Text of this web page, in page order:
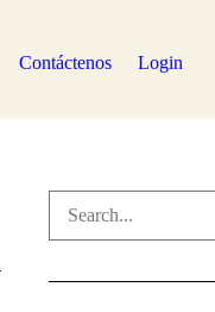
Contáctenos Login